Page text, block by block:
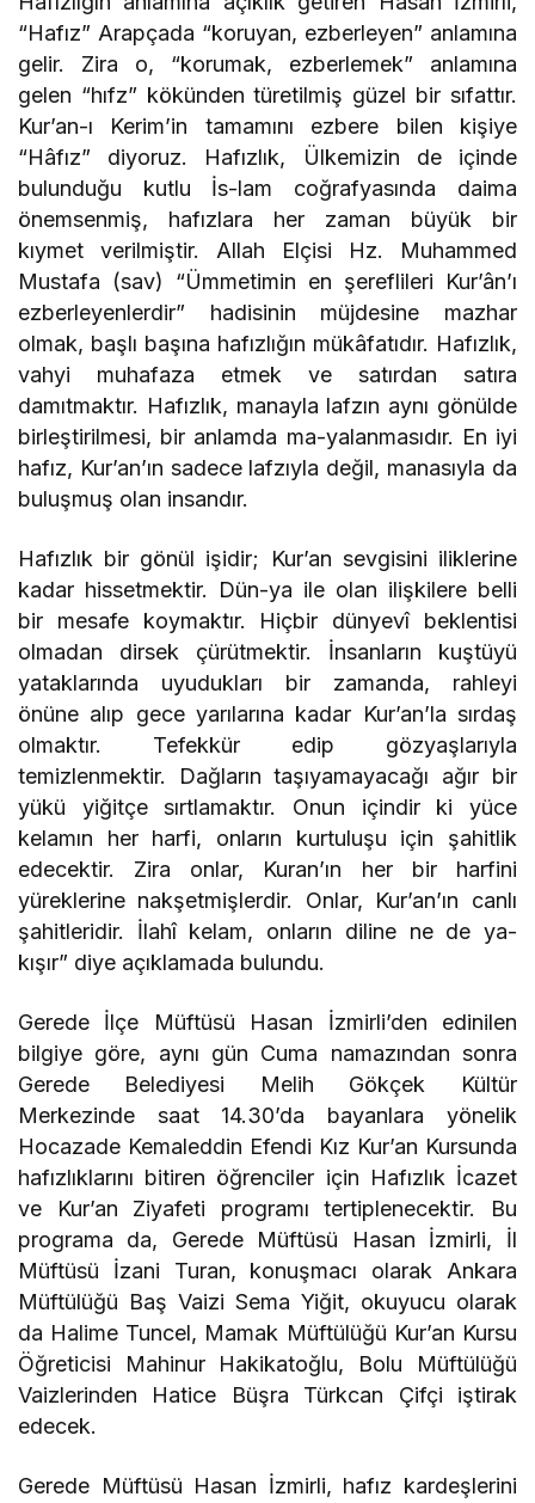
“Hafız” Arapçada “koruyan, ezberleyen” anlamına
gelir. Zira o, “korumak, ezberlemek” anlamına
gelen “hıfz” kökünden türetilmiş güzel bir sıfattır.
Kur’an-ı Kerim’in tamamını ezbere bilen kişiye
“Hâfız” diyoruz. Hafızlık, Ülkemizin de içinde
bulunduğu kutlu İs-lam coğrafyasında daima
önemsenmiş, hafızlara her zaman büyük bir
kıymet verilmiştir. Allah Elçisi Hz. Muhammed
Mustafa (sav) “Ümmetimin en şereflileri Kur’ân’ı
ezberleyenlerdir” hadisinin müjdesine mazhar
olmak, başlı başına hafızlığın mükâfatıdır. Hafızlık,
vahyi muhafaza etmek ve satırdan satıra
damıtmaktır. Hafızlık, manayla lafzın aynı gönülde
birleştirilmesi, bir anlamda ma-yalanmasıdır. En iyi
hafız, Kur’an’ın sadece lafzıyla değil, manasıyla da
buluşmuş olan insandır.
Hafızlık bir gönül işidir; Kur’an sevgisini iliklerine
kadar hissetmektir. Dün-ya ile olan ilişkilere belli
bir mesafe koymaktır. Hiçbir dünyevî beklentisi
olmadan dirsek çürütmektir. İnsanların kuştüyü
yataklarında uyudukları bir zamanda, rahleyi
önüne alıp gece yarılarına kadar Kur’an’la sırdaş
olmaktır. Tefekkür edip gözyaşlarıyla
temizlenmektir. Dağların taşıyamayacağı ağır bir
yükü yiğitçe sırtlamaktır. Onun içindir ki yüce
kelamın her harfi, onların kurtuluşu için şahitlik
edecektir. Zira onlar, Kuran’ın her bir harfini
yüreklerine nakşetmişlerdir. Onlar, Kur’an’ın canlı
şahitleridir. İlahî kelam, onların diline ne de ya-
kışır” diye açıklamada bulundu.
Gerede İlçe Müftüsü Hasan İzmirli’den edinilen
bilgiye göre, aynı gün Cuma namazından sonra
Gerede Belediyesi Melih Gökçek Kültür
Merkezinde saat 14.30’da bayanlara yönelik
Hocazade Kemaleddin Efendi Kız Kur’an Kursunda
hafızlıklarını bitiren öğrenciler için Hafızlık İcazet
ve Kur’an Ziyafeti programı tertiplenecektir. Bu
programa da, Gerede Müftüsü Hasan İzmirli, İl
Müftüsü İzani Turan, konuşmacı olarak Ankara
Müftülüğü Baş Vaizi Sema Yiğit, okuyucu olarak
da Halime Tuncel, Mamak Müftülüğü Kur’an Kursu
Öğreticisi Mahinur Hakikatoğlu, Bolu Müftülüğü
Vaizlerinden Hatice Büşra Türkcan Çifçi iştirak
edecek.
Gerede Müftüsü Hasan İzmirli, hafız kardeşlerini